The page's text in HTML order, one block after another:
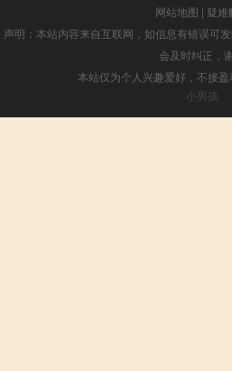
网站地图 | 疑难
声明：本站内容来自互联网，如信息有错误可
会及时纠正，
本站仅为个人兴趣爱好，不接
小男孩